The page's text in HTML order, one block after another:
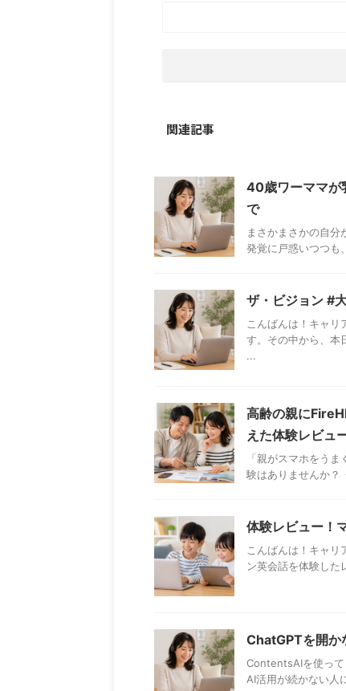
関連記事
40歳ワーママが
で
まさかまさかの自
発覚に戸惑いつつも
ザ・ビジョン #
こんばんは！キャリ
す。その中から、本
...
高齢の親に
えた体験レビュ
「親がスマホをう
験はありませんか？
体験レビュー！
こんばんは！キャ
ン英会話を体験した
ChatGPTを開か
ContentsAIを使って
AI活用が続かない人